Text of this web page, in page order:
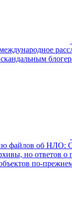
файлов об НЛО:
но ответов о
по-